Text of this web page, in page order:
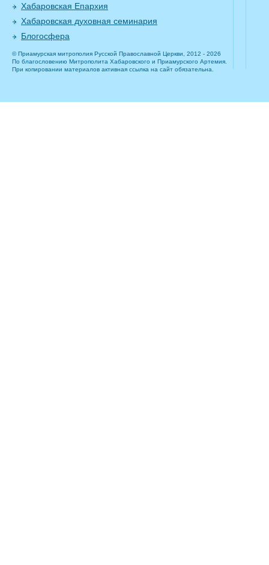
Хабаровская Епархия
Хабаровская духовная семинария
Блогосфера
© Приамурская митрополия Русской Православной Церкви, 2012 - 2026
По благословению Митрополита Хабаровского и Приамурского Артемия.
При копировании материалов активная ссылка на сайт обязательна.